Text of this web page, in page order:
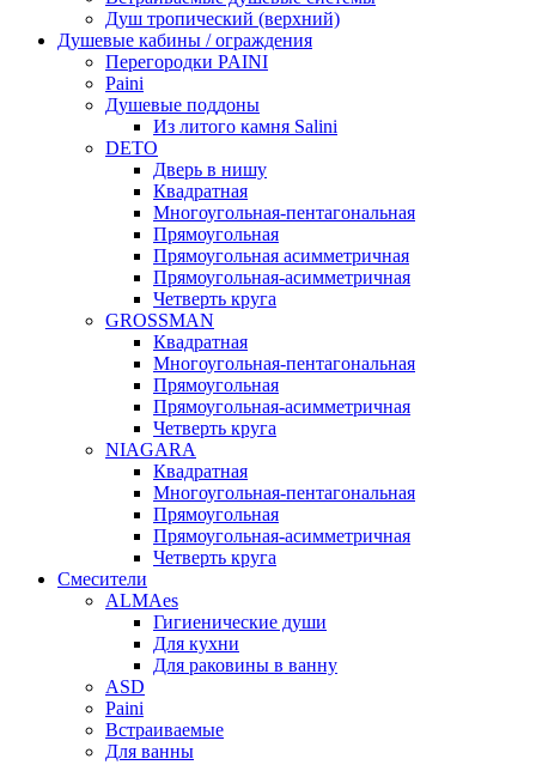
Душ тропический (верхний)
Душевые кабины / ограждения
Перегородки PAINI
Paini
Душевые поддоны
Из литого камня Salini
DETO
Дверь в нишу
Квадратная
Многоугольная-пентагональная
Прямоугольная
Прямоугольная асимметричная
Прямоугольная-асимметричная
Четверть круга
GROSSMAN
Квадратная
Многоугольная-пентагональная
Прямоугольная
Прямоугольная-асимметричная
Четверть круга
NIAGARA
Квадратная
Многоугольная-пентагональная
Прямоугольная
Прямоугольная-асимметричная
Четверть круга
Смесители
ALMAes
Гигиенические души
Для кухни
Для раковины в ванну
ASD
Paini
Встраиваемые
Для ванны